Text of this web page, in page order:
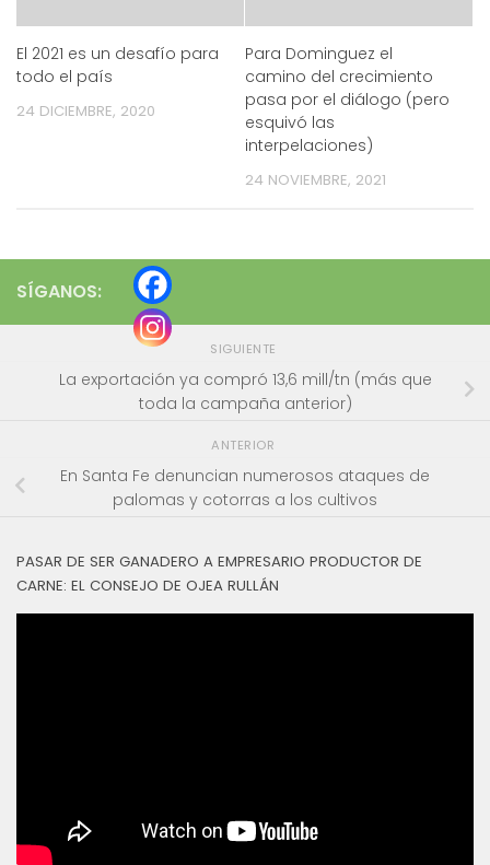
El 2021 es un desafío para
todo el país
24 DICIEMBRE, 2020
Para Dominguez el
camino del crecimiento
pasa por el diálogo (pero
esquivó las
interpelaciones)
24 NOVIEMBRE, 2021
SÍGANOS:
SIGUIENTE
La exportación ya compró 13,6 mill/tn (más que
toda la campaña anterior)
ANTERIOR
En Santa Fe denuncian numerosos ataques de
palomas y cotorras a los cultivos
PASAR DE SER GANADERO A EMPRESARIO PRODUCTOR DE
CARNE: EL CONSEJO DE OJEA RULLÁN